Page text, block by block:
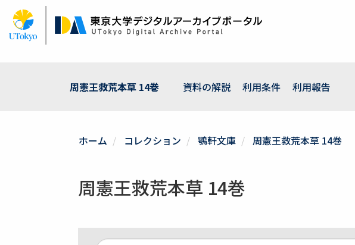
ン
周憲王救荒本草 14巻 資料の解説 利用条件 利用報告
ホーム コレクション 鶚軒文庫 周憲王救荒本草 14巻
周憲王救荒本草 14巻